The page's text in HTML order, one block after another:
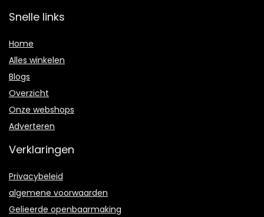
Snelle links
Home
Alles winkelen
Blogs
Overzicht
Onze webshops
Adverteren
Verklaringen
Privacybeleid
algemene voorwaarden
Gelieerde openbaarmaking